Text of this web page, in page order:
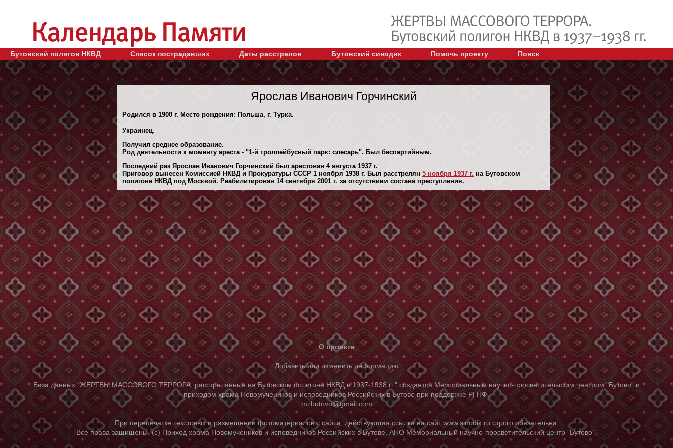
Бутовский полигон НКВД Список пострадавших Даты расстрелов Бутовский синодик Помочь проекту Поиск
Ярослав Иванович Горчинский
Родился в 1900 г. Место рождения: Польша, г. Турка.
Украинец.
Получил среднее образование.
Род деятельности к моменту ареста - "1-й троллейбусный парк: слесарь". Был беспартийным.
Последний раз Ярослав Иванович Горчинский был арестован 4 августа 1937 г.
Приговор вынесен Комиссией НКВД и Прокуратуры СССР 1 ноября 1938 г. Был расстрелян 5 ноября 1937 г. на Бутовском
полигоне НКВД под Москвой. Реабилитирован 14 сентября 2001 г. за отсутствием состава преступления.
О проекте
Добавить или изменить информацию
База данных "ЖЕРТВЫ МАССОВОГО ТЕРРОРА, расстрелянные на Бутовском полигоне НКВД в 1937-1938 гг." создается Мемориальным научно-просветительским центром "Бутово" и
приходом храма Новомучеников и исповедников Российских в Бутове при поддержке РГНФ.
mzbutovo@gmail.com
При перепечатке текстовых и размещении фотоматериалов с сайта, действующая ссылка на сайтwww.sinodik.ru строго обязательна.
Все права защищены. (с) Приход храма Новомучеников и исповедников Российских в Бутове, АНО Мемориальный научно-просветительский центр "Бутово".